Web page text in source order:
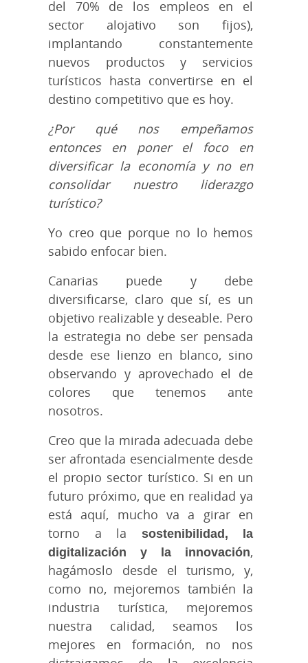
del 70% de los empleos en el
sector alojativo son fijos),
implantando constantemente
nuevos productos y servicios
turísticos hasta convertirse en el
destino competitivo que es hoy.
¿Por qué nos empeñamos
entonces en poner el foco en
diversificar la economía y no en
consolidar nuestro liderazgo
turístico?
Yo creo que porque no lo hemos
sabido enfocar bien.
Canarias puede y debe
diversificarse, claro que sí, es un
objetivo realizable y deseable. Pero
la estrategia no debe ser pensada
desde ese lienzo en blanco, sino
observando y aprovechado el de
colores que tenemos ante
nosotros.
Creo que la mirada adecuada debe
ser afrontada esencialmente desde
el propio sector turístico. Si en un
futuro próximo, que en realidad ya
está aquí, mucho va a girar en
torno a la sostenibilidad, la
digitalización y la innovación,
hagámoslo desde el turismo, y,
como no, mejoremos también la
industria turística, mejoremos
nuestra calidad, seamos los
mejores en formación, no nos